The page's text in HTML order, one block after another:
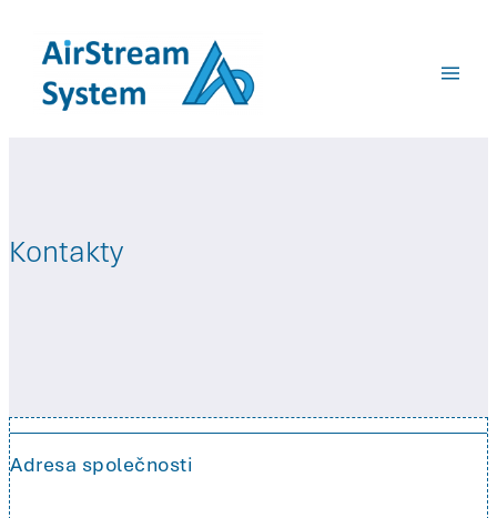
obsah
Kontakty
Adresa společnosti